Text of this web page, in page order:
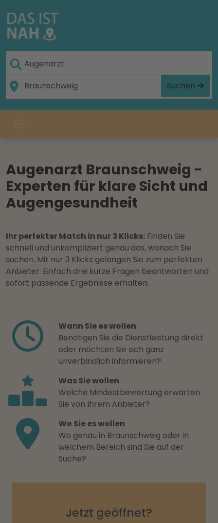
Suchen
Augenarzt Braunschweig -
Experten für klare Sicht und
Augengesundheit
Ihr perfekter Match in nur 3 Klicks: Finden Sie
schnell und unkompliziert genau das, wonach Sie
suchen. Mit nur 3 Klicks gelangen Sie zum perfekten
Anbieter: Einfach drei kurze Fragen beantworten und
sofort passende Ergebnisse erhalten.
Wann Sie es wollen
Benötigen Sie die Dienstleistung direkt
oder möchten Sie sich ganz
unverbindlich informieren?
Was Sie wollen
Welche Mindestbewertung erwarten
Sie von Ihrem Anbieter?
Wo Sie es wollen
Wo genau in Braunschweig oder in
welchem Bereich sind Sie auf der
Suche?
Jetzt geöffnet?